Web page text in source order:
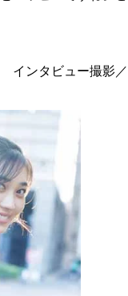
インタビュー撮影／